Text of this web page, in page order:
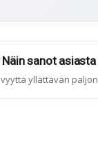
sanot
yllättävän